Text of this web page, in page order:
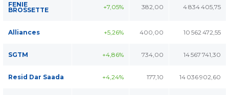
FENIE
BROSSETTE +7,05% 382,00 4 834 405,75
Alliances +5,26% 400,00 10 562 472,55
SGTM +4,86% 734,00 14 567 741,30
Resid Dar Saada +4,24% 177,10 14 036 902,60